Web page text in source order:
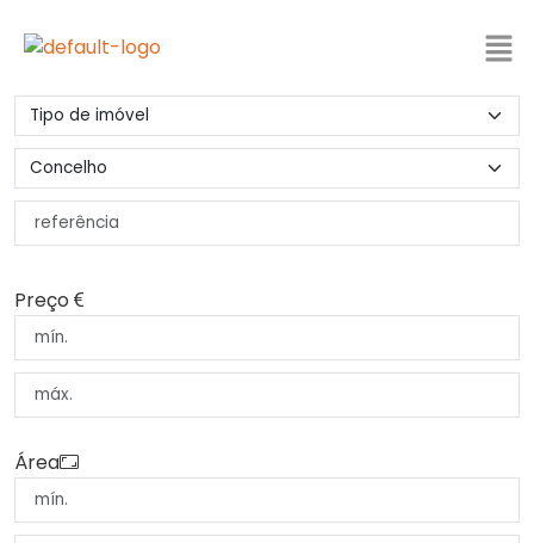
Preço
Área